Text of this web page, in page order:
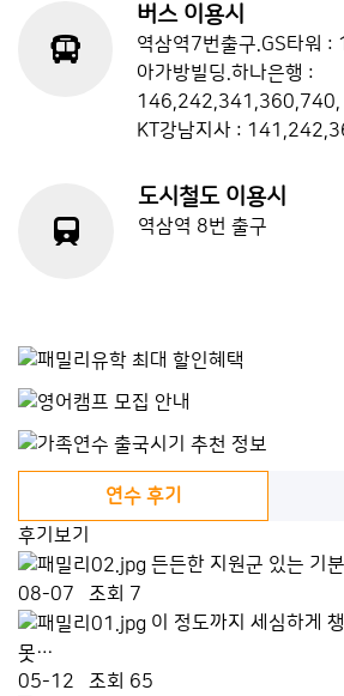
버스 이용시
역삼역7번출구.GS타워
아가방빌딩.하나은행 :
146,242,341,360,740,
KT강남지사 :
도시철도 이용시
역삼역 8번 출구
연수 후기
후기보기
든든한 지원군 있는 기
08-07
조회 7
이 정도까지 세심하게
못…
05-12
조회 65